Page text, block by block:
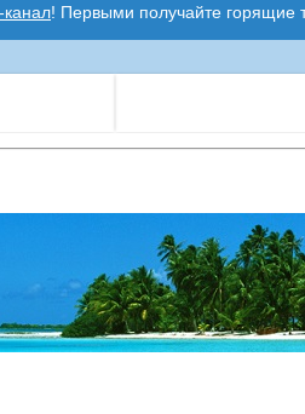
канал! Первыми получайте горящие